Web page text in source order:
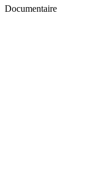
Documentaire